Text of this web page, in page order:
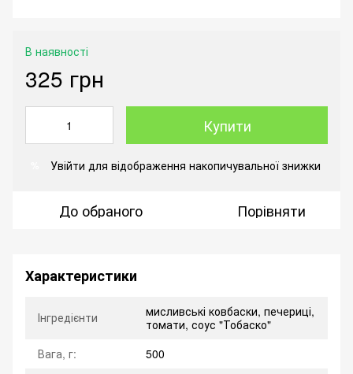
В наявності
325 грн
Купити
Увійти для відображення накопичувальної знижки
До обраного Порівняти
Характеристики
Інгредієнти
мисливські ковбаски, печериці,
томати, соус "Тобаско"
Вага, г:
500